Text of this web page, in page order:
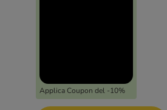
Applica Coupon del -10%